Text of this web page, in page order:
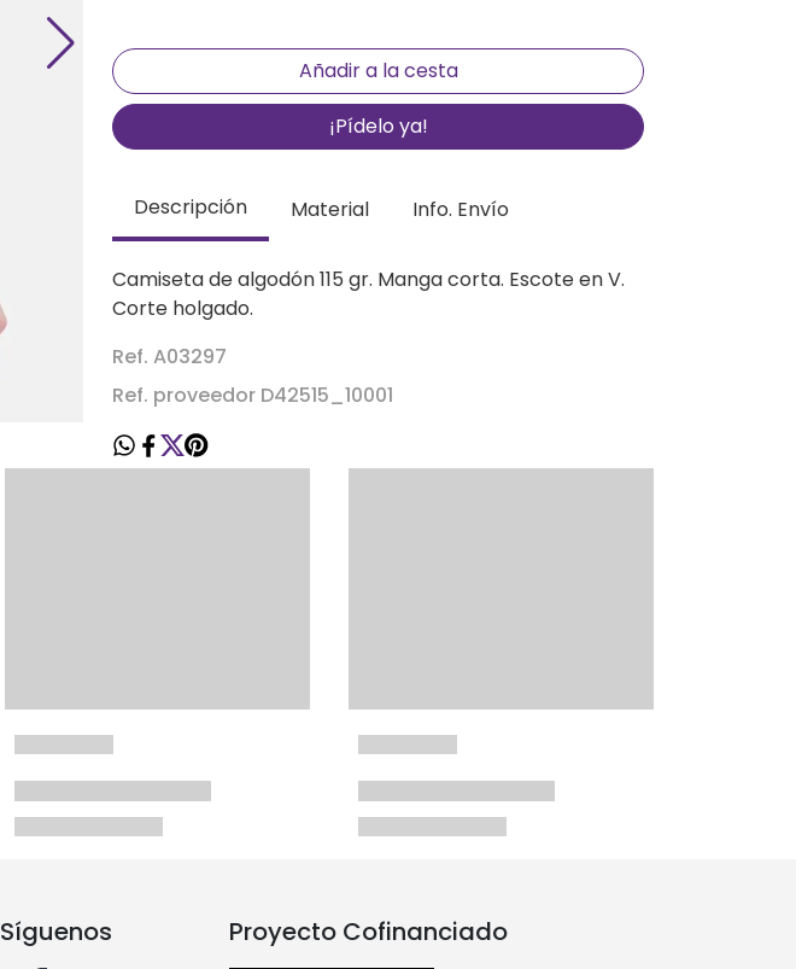
¡Pídelo ya!
Descripción Material Info. Envío
Camiseta de algodón 115 gr. Manga corta. Escote en V.
Corte holgado.
Ref. A03297
Ref. proveedor D42515_10001
Síguenos Proyecto Cofinanciado